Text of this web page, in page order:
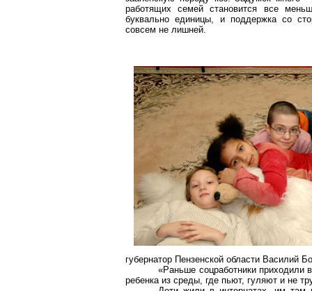
работящих семей становится все
буквально единицы, и поддержка со
совсем не лишней.
губернатор Пензенской области Василий
«Раньше соцработники приходили
ребенка из среды, где пьют, гуляют и не